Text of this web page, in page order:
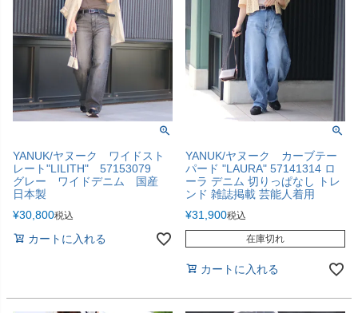
YANUK/ヤヌーク ワイドスト
レート"LILITH" 57153079
グレー ワイドデニム 国産
日本製
¥30,800税込
カートに入れる
YANUK/ヤヌーク カーブテー
パード "LAURA" 57141314 ロ
ーラ デニム 切りっぱなし トレ
ンド 雑誌掲載 芸能人着用
¥31,900税込
在庫切れ
カートに入れる